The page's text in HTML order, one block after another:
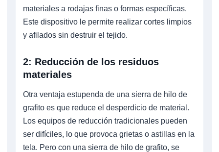
materiales a rodajas finas o formas específicas.
Este dispositivo le permite realizar cortes limpios
y afilados sin destruir el tejido.
2: Reducción de los residuos
materiales
Otra ventaja estupenda de una sierra de hilo de
grafito es que reduce el desperdicio de material.
Los equipos de reducción tradicionales pueden
ser difíciles, lo que provoca grietas o astillas en la
tela. Pero con una sierra de hilo de grafito, se